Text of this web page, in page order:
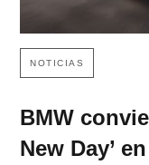
NOTICIAS
BMW
New Day’